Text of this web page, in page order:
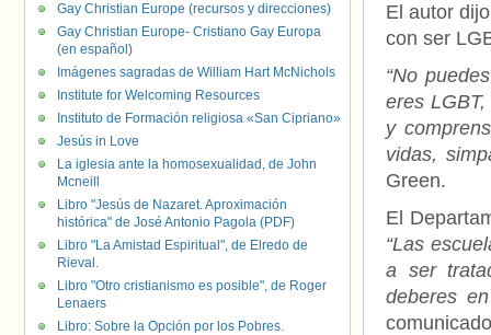
El autor
con ser
“No
eres
y
vidas,
Green.
El
“Las
a ser
deberes
Gay Christian Europe (recursos y direcciones)
Gay Christian Europe- Cristiano Gay Europa
(en español)
Imágenes sagradas de William Hart McNichols
Institute for Welcoming Resources
Instituto de Formación religiosa «San Cipriano»
Jesús in Love
La iglesia ante la homosexualidad, de John
Mcneill
Libro "Jesús de Nazaret. Aproximación
histórica" de José Antonio Pagola (PDF)
Libro "La Amistad Espiritual", de Elredo de
Rieval.
Libro "Otro cristianismo es posible", de Roger
Lenaers
Libro: Sobre la Opción por los Pobres.